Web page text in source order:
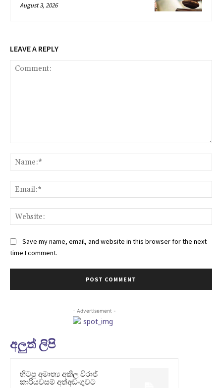
August 3, 2026
LEAVE A REPLY
Save my name, email, and website in this browser for the next
time I comment.
- Advertisement -
අලුත් ලිපි
හිටපු අමාත්‍ය අකිල විරාජ්
කාරියවසම් අත්අඩංගුවට